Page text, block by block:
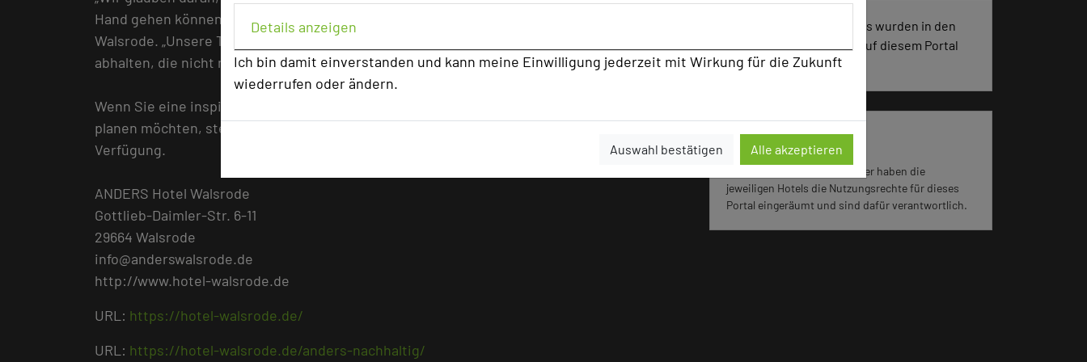
Details anzeigen
Ich bin damit einverstanden und kann meine Einwilligung jederzeit mit Wirkung für die Zukunft
wiederrufen oder ändern.
Auswahl bestätigen Alle akzeptieren
Hand gehen können,“ sagt Deike Eder, Geschäftsführerin des ANDERS Hotel
Walsrode. „Unsere Tagungsgäste können ihre Veranstaltungen in einer Umgebung
abhalten, die nicht nur professionell, sondern auch umweltfreundlich ist.“
Wenn Sie eine inspirierende und nachhaltige Konferenz in der Lüneburger Heide
planen möchten, steht Ihnen das Team des ANDERS Hotel Walsrode gerne zur
Verfügung.
ANDERS Hotel Walsrode
Gottlieb-Daimler-Str. 6-11
29664 Walsrode
info@anderswalsrode.de
http://www.hotel-walsrode.de
URL: https://hotel-walsrode.de/
URL: https://hotel-walsrode.de/anders-nachhaltig/
3852 Seiten dieses Hotels wurden in den
vergangenen 30 Tagen auf diesem Portal
aufgerufen.
Impressum zum Hotel
Für die Verwendung der Bilder haben die
jeweiligen Hotels die Nutzungsrechte für dieses
Portal eingeräumt und sind dafür verantwortlich.